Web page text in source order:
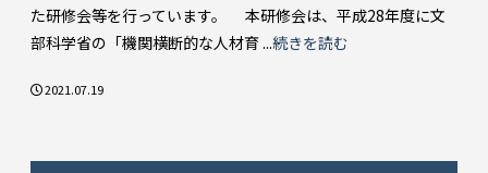
た研修会等を行っています。 本研修会は、平成28年度に文
部科学省の「機関横断的な人材育 ...続きを読む
2021.07.19